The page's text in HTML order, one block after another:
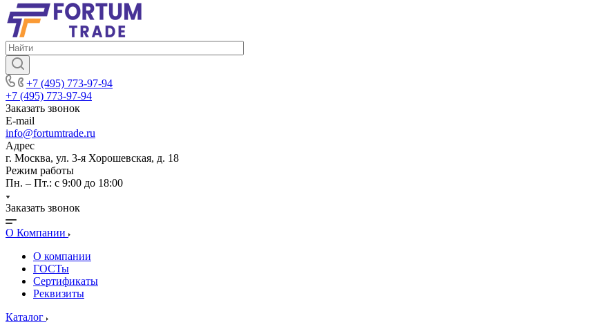
+7 (495) 773-97-94
+7 (495) 773-97-94
Заказать звонок
E-mail
info@fortumtrade.ru
Адрес
г. Москва, ул. 3-я Хорошевская, д. 18
Режим работы
Пн. – Пт.: с 9:00 до 18:00
Заказать звонок
О Компании
О компании
ГОСТы
Сертификаты
Реквизиты
Каталог